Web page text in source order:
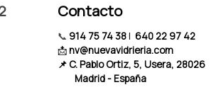
Contacto
📞 914 75 74 38| 640 22 97 42
📩nv@nuevavidrieria.com
📌 C. Pablo Ortiz, 5, Usera, 28026
Madrid - España